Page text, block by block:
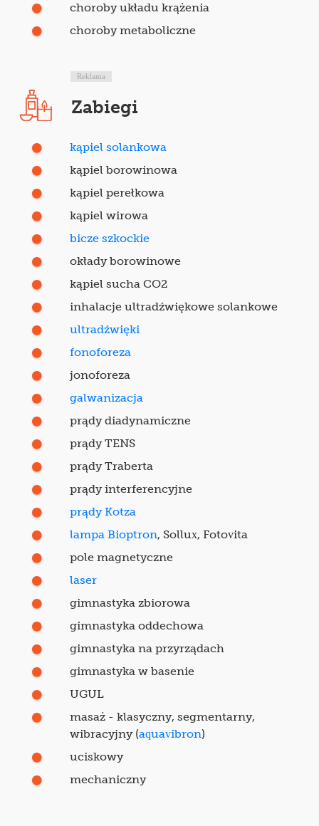
choroby układu krążenia
choroby metaboliczne
Reklama
Zabiegi
kąpiel solankowa
kąpiel borowinowa
kąpiel perełkowa
kąpiel wirowa
bicze szkockie
okłady borowinowe
kąpiel sucha CO2
inhalacje ultradźwiękowe solankowe
ultradźwięki
fonoforeza
jonoforeza
galwanizacja
prądy diadynamiczne
prądy TENS
prądy Traberta
prądy interferencyjne
prądy Kotza
lampa Bioptron, Sollux, Fotovita
pole magnetyczne
laser
gimnastyka zbiorowa
gimnastyka oddechowa
gimnastyka na przyrządach
gimnastyka w basenie
UGUL
masaż - klasyczny, segmentarny,
wibracyjny (aquavibron)
uciskowy
mechaniczny